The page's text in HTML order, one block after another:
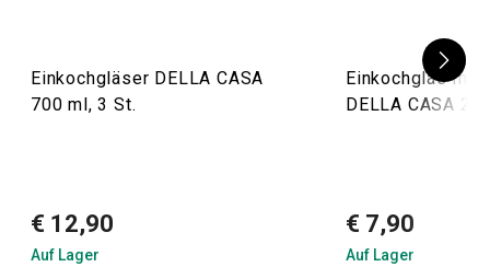
Einkochgläser DELLA CASA
700 ml, 3 St.
€ 12,90
Auf Lager
Einkochglas mit
DELLA CASA
€ 7,90
Auf Lager